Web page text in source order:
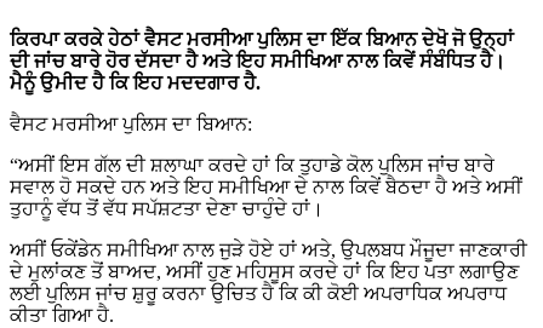
ਕਿਰਪਾ ਕਰਕੇ ਹੇਠਾਂ ਵੈਸਟ ਮਰਸੀਆ ਪੁਲਿਸ ਦਾ ਇੱਕ ਬਿਆਨ ਦੇਖੋ ਜੋ ਉਨ੍ਹਾਂ
ਦੀ ਜਾਂਚ ਬਾਰੇ ਹੋਰ ਦੱਸਦਾ ਹੈ ਅਤੇ ਇਹ ਸਮੀਖਿਆ ਨਾਲ ਕਿਵੇਂ ਸੰਬੰਧਿਤ ਹੈ।
ਮੈਨੂੰ ਉਮੀਦ ਹੈ ਕਿ ਇਹ ਮਦਦਗਾਰ ਹੈ.
ਵੈਸਟ ਮਰਸੀਆ ਪੁਲਿਸ ਦਾ ਬਿਆਨ:
“ਅਸੀਂ ਇਸ ਗੱਲ ਦੀ ਸ਼ਲਾਘਾ ਕਰਦੇ ਹਾਂ ਕਿ ਤੁਹਾਡੇ ਕੋਲ ਪੁਲਿਸ ਜਾਂਚ ਬਾਰੇ
ਸਵਾਲ ਹੋ ਸਕਦੇ ਹਨ ਅਤੇ ਇਹ ਸਮੀਖਿਆ ਦੇ ਨਾਲ ਕਿਵੇਂ ਬੈਠਦਾ ਹੈ ਅਤੇ ਅਸੀਂ
ਤੁਹਾਨੂੰ ਵੱਧ ਤੋਂ ਵੱਧ ਸਪੱਸ਼ਟਤਾ ਦੇਣਾ ਚਾਹੁੰਦੇ ਹਾਂ।
ਅਸੀਂ ਓਕੇਂਡੇਨ ਸਮੀਖਿਆ ਨਾਲ ਜੁੜੇ ਹੋਏ ਹਾਂ ਅਤੇ, ਉਪਲਬਧ ਮੌਜੂਦਾ ਜਾਣਕਾਰੀ
ਦੇ ਮੁਲਾਂਕਣ ਤੋਂ ਬਾਅਦ, ਅਸੀਂ ਹੁਣ ਮਹਿਸੂਸ ਕਰਦੇ ਹਾਂ ਕਿ ਇਹ ਪਤਾ ਲਗਾਉਣ
ਲਈ ਪੁਲਿਸ ਜਾਂਚ ਸ਼ੁਰੂ ਕਰਨਾ ਉਚਿਤ ਹੈ ਕਿ ਕੀ ਕੋਈ ਅਪਰਾਧਿਕ ਅਪਰਾਧ
ਕੀਤਾ ਗਿਆ ਹੈ.